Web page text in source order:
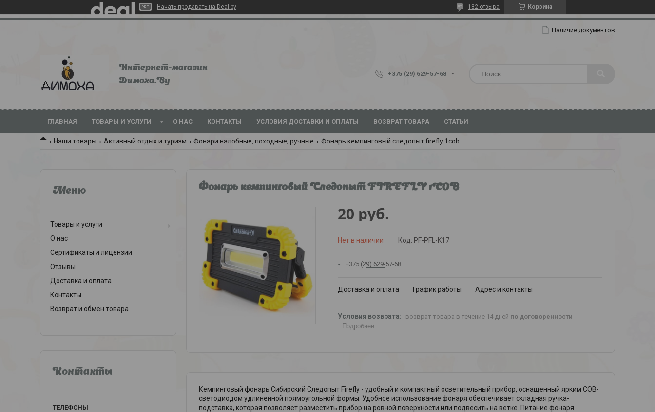
Начать продавать на Deal.by Корзина
182 отзыва
Наличие документов
Интернет-магазин
Dимoхa.By
+375 (29) 629-57-68
ГЛАВНАЯ ТОВАРЫ И УСЛУГИ О НАС КОНТАКТЫ УСЛОВИЯ ДОСТАВКИ И ОПЛАТЫ ВОЗВРАТ ТОВАРА СТАТЬИ
Наши товары Активный отдых и туризм Фонари налобные, походные, ручные Фонарь кемпинговый следопыт firefly 1cob
Фонарь кемпинговый Следопыт FIREFLY 1COB
20 руб.
Нет в наличии Код: PF-PFL-K17
+375 (29) 629-57-68
Доставка и оплата График работы Адрес и контакты
возврат товара в течение 14 дней по договоренности
Подробнее
Кемпинговый фонарь Сибирский Следопыт Firefly - удобный и компактный осветительный прибор, оснащенный ярким СОВ-
светодиодом удлиненной прямоугольной формы. Удобное использование фонаря обеспечивает складная ручка-
подставка, которая позволяет разместить прибор на ровной поверхности или подвесить на ветке. Питание фонаря
Товары и услуги
О нас
Сертификаты и лицензии
Отзывы
Доставка и оплата
Контакты
Возврат и обмен товара
Контакты